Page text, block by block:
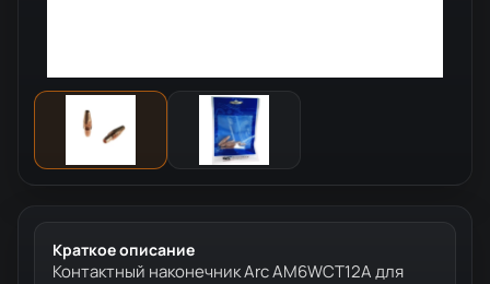
Краткое описание
Контактный наконечник Arc AM6WCT12A для